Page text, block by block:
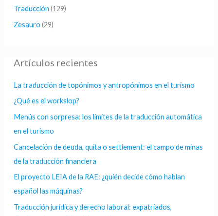
Traducción (129)
Zesauro (29)
Artículos recientes
La traducción de topónimos y antropónimos en el turismo
¿Qué es el workslop?
Menús con sorpresa: los límites de la traducción automática
en el turismo
Cancelación de deuda, quita o settlement: el campo de minas
de la traducción financiera
El proyecto LEIA de la RAE: ¿quién decide cómo hablan
español las máquinas?
Traducción jurídica y derecho laboral: expatriados,